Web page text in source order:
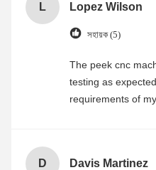
L Lopez Wilson
সহায়ক (5)
The peek cnc
testing as
requirements of
D Davis Martinez